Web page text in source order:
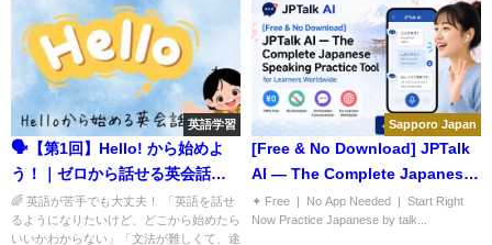
英語学習
🗣️【第1回】Hello! から始めよ
う！｜ゼロから話せる英会話
(1/5)
🌈 英語が苦手でも大丈夫！ 「英語を話せ
るようになりたいけど、どこから始めたら
いいかわからない」「文法が難しくて、途
Sapporo Japan
[Free & No Download] JPTalk
AI — The Complete Japanese
Speaking Practice Tool for
Learners Worldwide
✦ Free | No App Needed | Start Right
Now Practice Japanese by talk...